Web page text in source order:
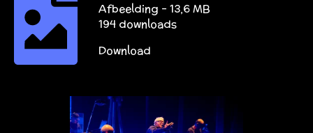
Afbeelding – 13,6 MB
194 downloads
Download